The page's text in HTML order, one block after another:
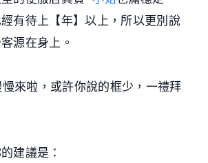
有待上【年】以上，所以更別說
源在身上。
來啦，或許你說的框少，一禮拜
建議是：